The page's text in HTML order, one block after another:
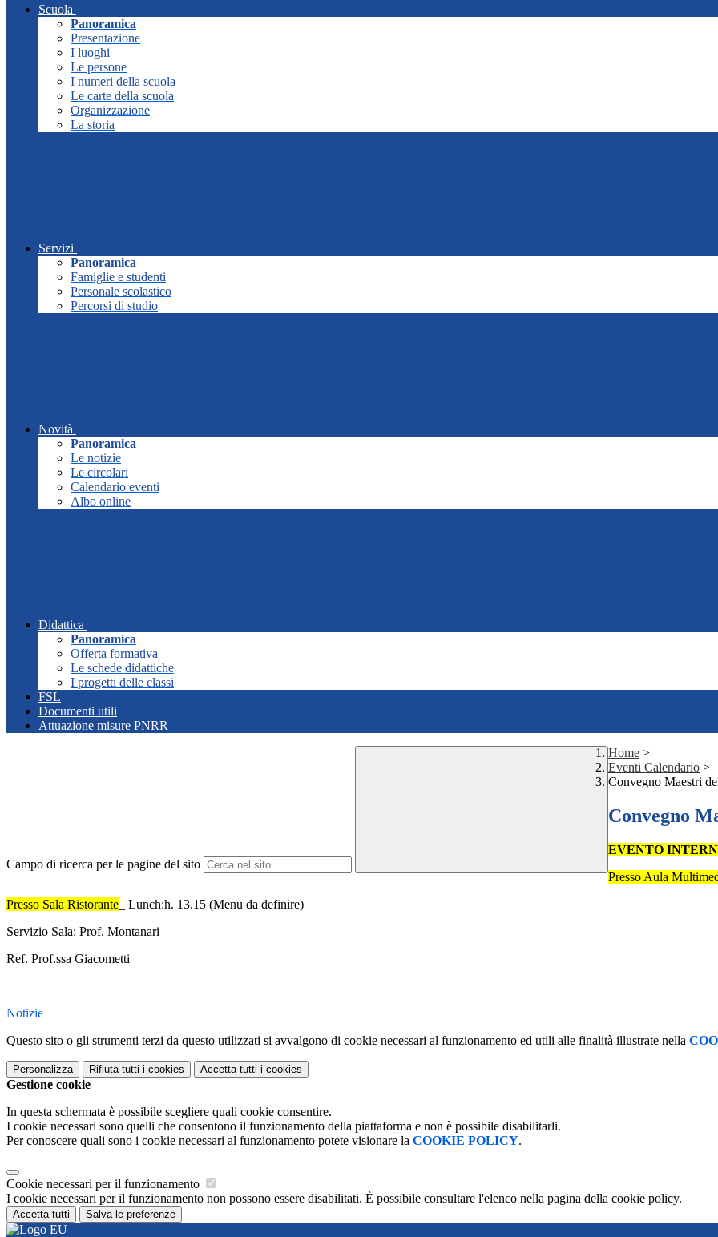
Scuola
Panoramica
Presentazione
I luoghi
Le persone
I numeri della scuola
Le carte della scuola
Organizzazione
La storia
Servizi
Panoramica
Famiglie e studenti
Personale scolastico
Percorsi di studio
Novità
Panoramica
Le notizie
Le circolari
Calendario eventi
Albo online
Didattica
Panoramica
Offerta formativa
Le schede didattiche
I progetti delle classi
FSL
Documenti utili
Attuazione misure PNRR
Campo di ricerca per le pagine del sito
Home >
Eventi Calendario >
Convegno Maestri
Convegno
EVENTO
Presso Aula
Presso Sala Ristorante _ Lunch:h. 13.15 (Menu da definire)
Servizio Sala: Prof. Montanari
Ref. Prof.ssa Giacometti
Notizie
Questo sito o gli strumenti terzi da questo utilizzati si avvalgono di cookie necessari al funzionamento ed utili alle finalità illustrate nella
Personalizza Rifiuta tutti i cookies Accetta tutti i cookies
Gestione cookie
In questa schermata è possibile scegliere quali cookie consentire.
I cookie necessari sono quelli che consentono il funzionamento della piattaforma e non è possibile disabilitarli.
Per conoscere quali sono i cookie necessari al funzionamento potete visionare la COOKIE POLICY.
Cookie necessari per il funzionamento
I cookie necessari per il funzionamento non possono essere disabilitati. È possibile consultare l'elenco nella pagina della cookie policy.
Accetta tutti Salva le preferenze